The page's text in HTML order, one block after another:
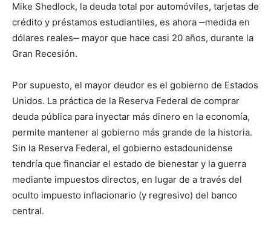
Mike Shedlock, la deuda total por automóviles, tarjetas de
crédito y préstamos estudiantiles, es ahora ‒medida en
dólares reales‒ mayor que hace casi 20 años, durante la
Gran Recesión.
Por supuesto, el mayor deudor es el gobierno de Estados
Unidos. La práctica de la Reserva Federal de comprar
deuda pública para inyectar más dinero en la economía,
permite mantener al gobierno más grande de la historia.
Sin la Reserva Federal, el gobierno estadounidense
tendría que financiar el estado de bienestar y la guerra
mediante impuestos directos, en lugar de a través del
oculto impuesto inflacionario (y regresivo) del banco
central.